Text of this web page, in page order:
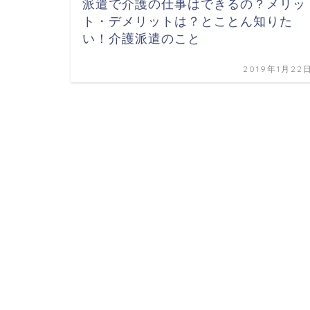
派遣で介護の仕事はできるの？メリッ
ト・デメリットは？とことん知りた
い！介護派遣のこと
2019年1月22